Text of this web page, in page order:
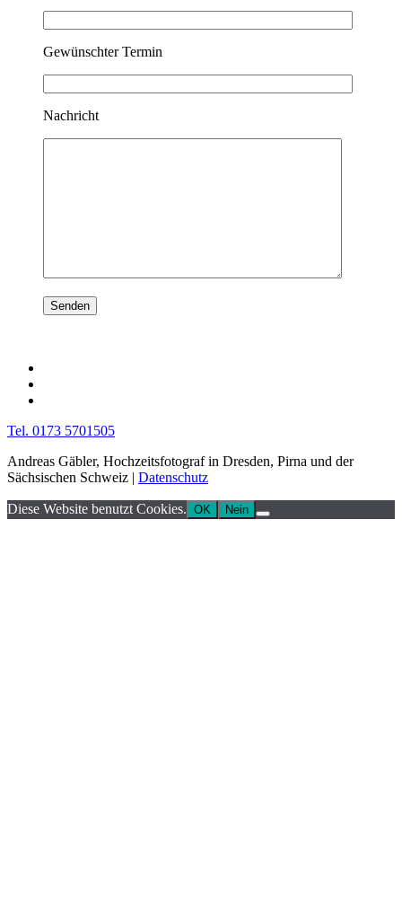
Gewünschter Termin
Nachricht
Tel. 0173 5701505
Andreas Gäbler, Hochzeitsfotograf in Dresden, Pirna und der
Sächsischen Schweiz | Datenschutz
Diese Website benutzt Cookies. OK Nein